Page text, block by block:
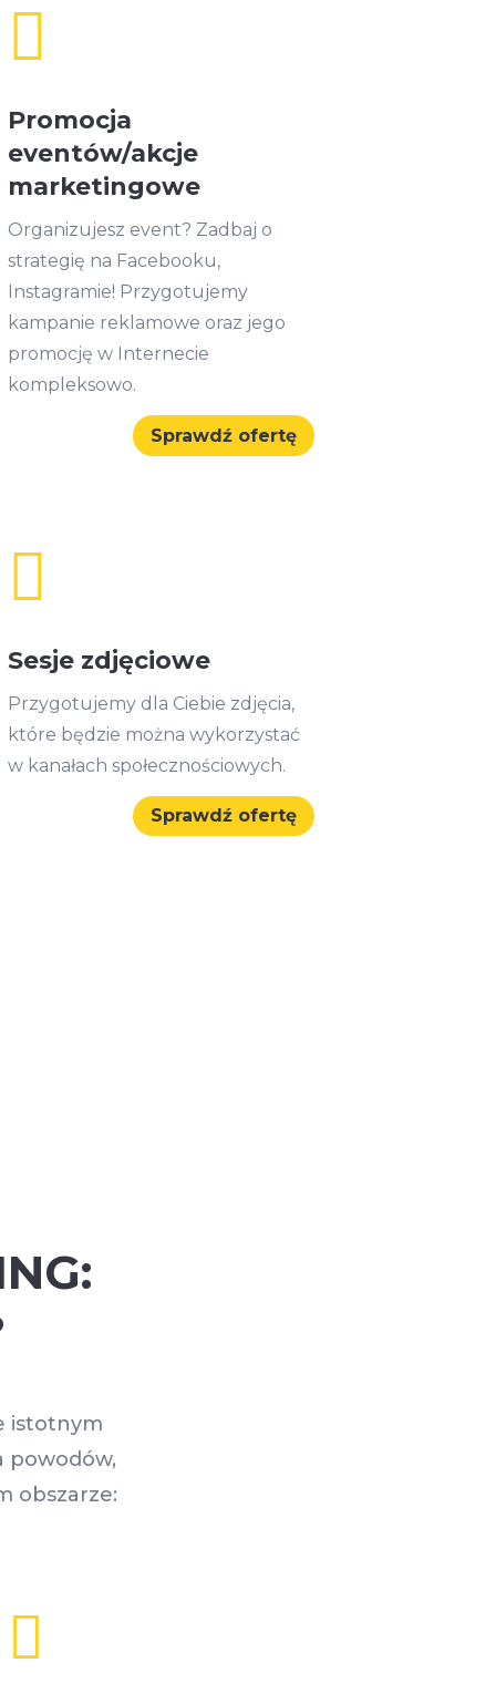

Promocja
eventów/akcje
marketingowe
Organizujesz event? Zadbaj o
strategię na Facebooku,
Instagramie! Przygotujemy
kampanie reklamowe oraz jego
promocję w Internecie
kompleksowo.
Sprawdź ofertę

Sesje zdjęciowe
Przygotujemy dla Ciebie zdjęcia,
które będzie można wykorzystać
w kanałach społecznościowych.
Sprawdź ofertę
istotnym
powodów,
obszarze:
